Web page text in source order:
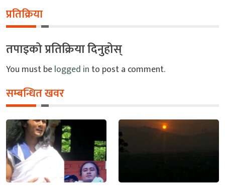
प्रतिक्रिया
तपाइको प्रतिक्रिया दिनुहोस्
You must belogged in to post a comment.
सम्बन्धित खवर